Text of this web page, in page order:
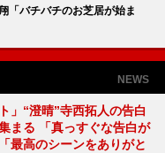
「バチバチのお芝居が始ま
NEWS
」“澄晴”寺西拓人の告白
まる 「真っすぐな告白が
最高のシーンをありがと